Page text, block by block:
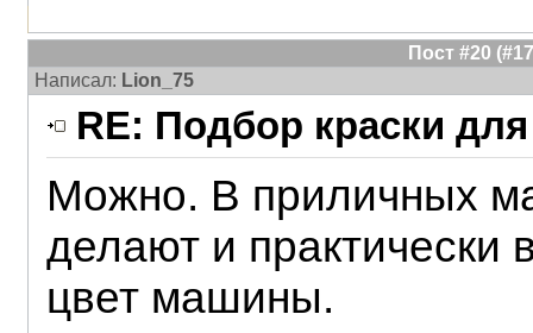
Пост #20
Написал: Lion_75
RE: Подбор краски
Можно. В приличных
делают и практически
цвет машины.